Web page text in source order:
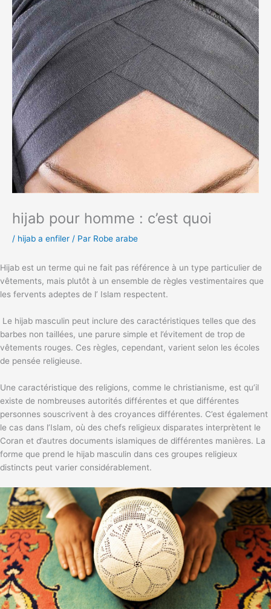
hijab pour homme : c’est quoi
/ hijab a enfiler / Par Robe arabe
Hijab est un terme qui ne fait pas référence à un type particulier de
vêtements, mais plutôt à un ensemble de règles vestimentaires que
les fervents adeptes de l’ Islam respectent.
Le hijab masculin peut inclure des caractéristiques telles que des
barbes non taillées, une parure simple et l’évitement de trop de
vêtements rouges. Ces règles, cependant, varient selon les écoles
de pensée religieuse.
Une caractéristique des religions, comme le christianisme, est qu’il
existe de nombreuses autorités différentes et que différentes
personnes souscrivent à des croyances différentes. C’est également
le cas dans l’Islam, où des chefs religieux disparates interprètent le
Coran et d’autres documents islamiques de différentes manières. La
forme que prend le hijab masculin dans ces groupes religieux
distincts peut varier considérablement.